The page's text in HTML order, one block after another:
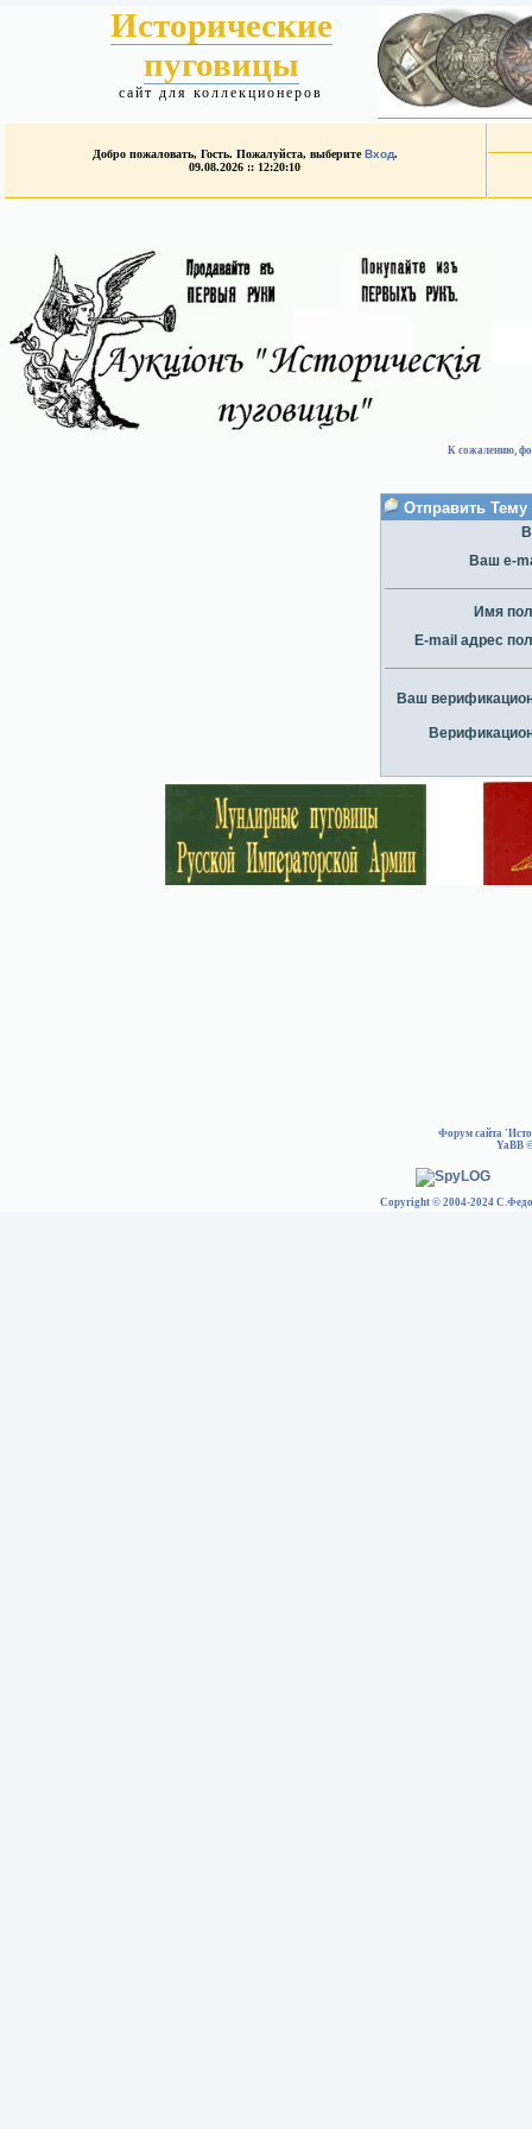
Исторические
пуговицы
сайт для коллекционеров
Добро пожаловать, Гость. Пожалуйста, выберитеВход.
09.08.2026 :: 12:20:10
К сожалению,
Отправить
Ваш e-
Имя
E-mail адрес
Ваш
Форум сайта
YaBB
Copyright © 2004-2024